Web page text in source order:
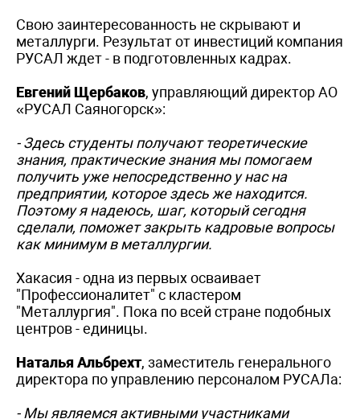
Свою заинтересованность не скрывают и
металлурги. Результат от инвестиций компания
РУСАЛ ждет - в подготовленных кадрах.
Евгений Щербаков, управляющий директор АО
«РУСАЛ Саяногорск»:
- Здесь студенты получают теоретические
знания, практические знания мы помогаем
получить уже непосредственно у нас на
предприятии, которое здесь же находится.
Поэтому я надеюсь, шаг, который сегодня
сделали, поможет закрыть кадровые вопросы
как минимум в металлургии.
Хакасия - одна из первых осваивает
"Профессионалитет" с кластером
"Металлургия". Пока по всей стране подобных
центров - единицы.
Наталья Альбрехт, заместитель генерального
директора по управлению персоналом РУСАЛа:
- Мы являемся активными участниками